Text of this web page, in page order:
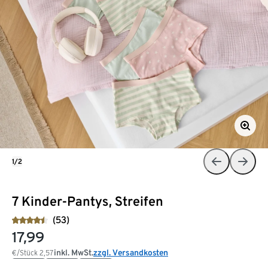
7 Kinder-Pantys, Streifen
(53)
17,99
€/Stück 2,57inkl. MwSt.zzgl. Versandkosten
1/2